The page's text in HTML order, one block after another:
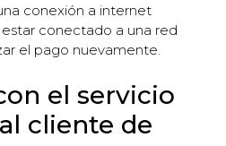
conexión a internet
conectado a una red
el pago nuevamente.
el servicio
cliente de